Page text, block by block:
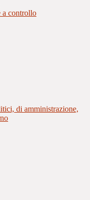
a controllo
di amministrazione,